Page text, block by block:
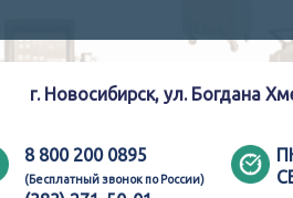
г. Новосибирск, ул. Богдана
8 800 200 0895
(Бесплатный звонок по России)